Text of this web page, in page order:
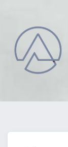
İçeriğe
geç